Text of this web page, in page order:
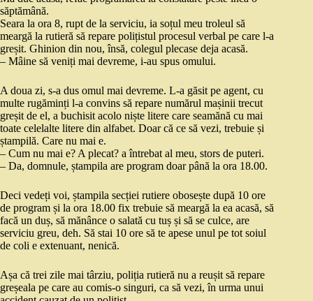
săptămână.
Seara la ora 8, rupt de la serviciu, ia soțul meu troleul să
meargă la rutieră să repare polițistul procesul verbal pe care l-a
greșit. Ghinion din nou, însă, colegul plecase deja acasă.
– Mâine să veniți mai devreme, i-au spus omului.
A doua zi, s-a dus omul mai devreme. L-a găsit pe agent, cu
multe rugăminți l-a convins să repare numărul mașinii trecut
greșit de el, a buchisit acolo niște litere care seamănă cu mai
toate celelalte litere din alfabet. Doar că ce să vezi, trebuie și
ștampilă. Care nu mai e.
– Cum nu mai e? A plecat? a întrebat al meu, stors de puteri.
– Da, domnule, ștampila are program doar până la ora 18.00.
Deci vedeți voi, ștampila secției rutiere obosește după 10 ore
de program și la ora 18.00 fix trebuie să meargă la ea acasă, să
facă un duș, să mănânce o salată cu tuș și să se culce, are
serviciu greu, deh. Să stai 10 ore să te apese unul pe tot soiul
de coli e extenuant, nenică.
Așa că trei zile mai târziu, poliția rutieră nu a reușit să repare
greșeala pe care au comis-o singuri, ca să vezi, în urma unui